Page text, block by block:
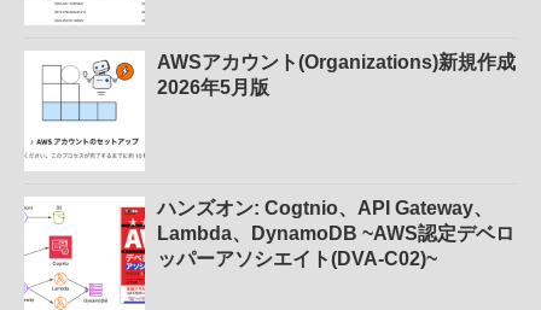
AWSアカウント(Organizations)新規作成
2026年5月版
ハンズオン: Cogtnio、API Gateway、
Lambda、DynamoDB ~AWS認定デベロ
ッパーアソシエイト(DVA-C02)~